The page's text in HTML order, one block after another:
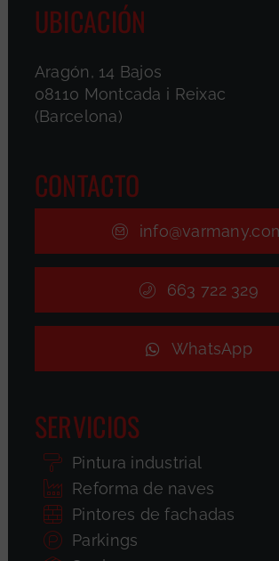
UBICACIÓN
Aragón, 14 Bajos
08110 Montcada i Reixac
(Barcelona)
CONTACTO
663 722 329
WhatsApp
SERVICIOS
Pintura industrial
Reforma de naves
Pintores de fachadas
Parkings